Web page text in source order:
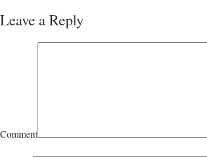
Leave a Reply
Comment